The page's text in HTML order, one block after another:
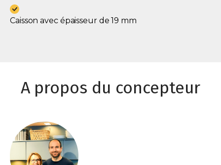
Caisson avec épaisseur de 19 mm
A propos du concepteur